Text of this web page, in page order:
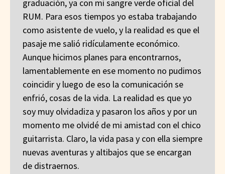
graduación, ya con mi sangre verde oficial del
RUM. Para esos tiempos yo estaba trabajando
como asistente de vuelo, y la realidad es que el
pasaje me salió ridículamente económico.
Aunque hicimos planes para encontrarnos,
lamentablemente en ese momento no pudimos
coincidir y luego de eso la comunicación se
enfrió, cosas de la vida. La realidad es que yo
soy muy olvidadiza y pasaron los años y por un
momento me olvidé de mi amistad con el chico
guitarrista. Claro, la vida pasa y con ella siempre
nuevas aventuras y altibajos que se encargan
de distraernos.